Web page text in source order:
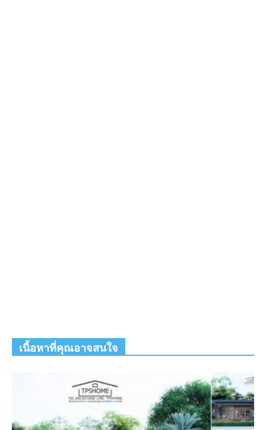
เนื้อหาที่คุณอาจสนใจ